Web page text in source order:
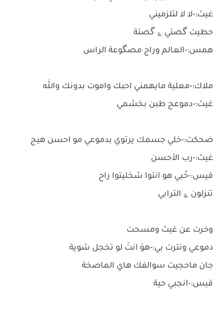
غيث:-لا لا لتلزميني
حطيت گصتي ؏ گصتة
همس:-العالم وراج مصگوعة الراس
ملاك:-معلية مايهمني احبك واموت بدونك والله
غيث:-دموعج طبن بخشمي
ضحكت:-خلي جسمك يرتوي بدموعي مو احسن هيج
غيث:-رب الأحسن
قيس:-حُبي هو انتوا شخليتوا راح
تنزلون ؏ الترابي
وخرت عن غيث ومسحت
دموعي ونترت بي:-هوَ انتَ لو تخجل شوية
جان ماحجيت سوالفك هاي الماصخة
قيس:-انجبي حية